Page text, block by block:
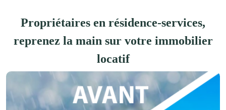
Propriétaires en résidence-services,
reprenez la main sur votre immobilier
locatif